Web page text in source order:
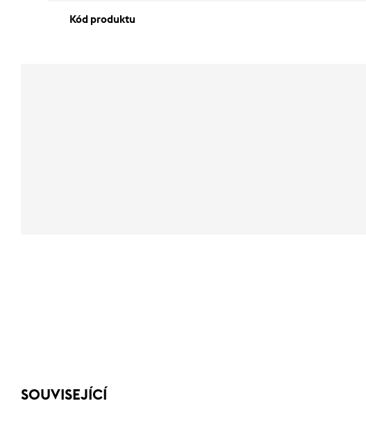
Kód produktu
SOUVISEJÍCÍ